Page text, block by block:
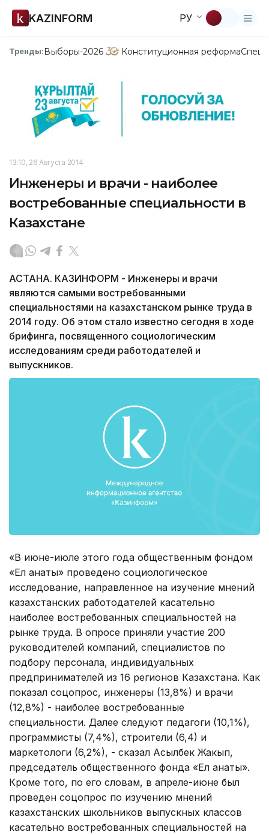
KAZINFORM РУ
Тренды:Выборы-2026 Конституционная реформа
13:10, 26 Августа 2014
Инженеры и врачи - наиболее
востребованные специальности в
Казахстане
АСТАНА. КАЗИНФОРМ - Инженеры и врачи
являются самыми востребованными
специальностями на казахстанском рынке труда в
2014 году. Об этом стало известно сегодня в ходе
брифинга, посвященного социологическим
исследованиям среди работодателей и
выпускников.
«В июне-июле этого года общественным фондом
«Ел қанаты» проведено социологическое
исследование, направленное на изучение мнений
казахстанских работодателей касательно
наиболее востребованных специальностей на
рынке труда. В опросе приняли участие 200
руководителей компаний, специалистов по
подбору персонала, индивидуальных
предпринимателей из 16 регионов Казахстана. Как
показал соцопрос, инженеры (13,8%) и врачи
(12,8%) - наиболее востребованные
специальности. Далее следуют педагоги (10,1%),
программисты (7,4%), строители (6,4) и
маркетологи (6,2%), - сказал Асылбек Жакып,
председатель общественного фонда «Ел қанаты».
Кроме того, по его словам, в апреле-июне был
проведен соцопрос по изучению мнений
казахстанских школьников выпускных классов
касательно востребованных специальностей на